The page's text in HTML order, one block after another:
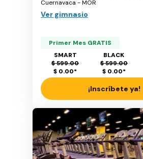
Cuernavaca - MOR
Ver gimnasio
Primer Mes GRATIS
SMART
$ 599.00
$ 0.00*
BLACK
$ 599.00
$ 0.00*
¡Inscríbete ya!